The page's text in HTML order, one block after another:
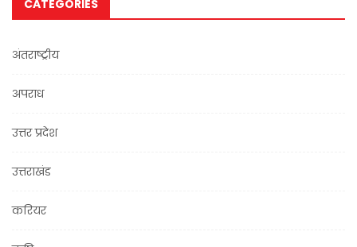
CATEGORIES
अंतराष्ट्रीय
अपराध
उत्तर प्रदेश
उत्तराखंड
करियर